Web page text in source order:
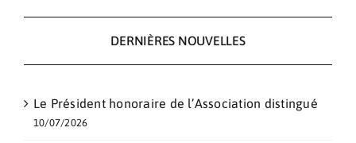
DERNIÈRES NOUVELLES
Le Président honoraire de l’Association distingué
10/07/2026